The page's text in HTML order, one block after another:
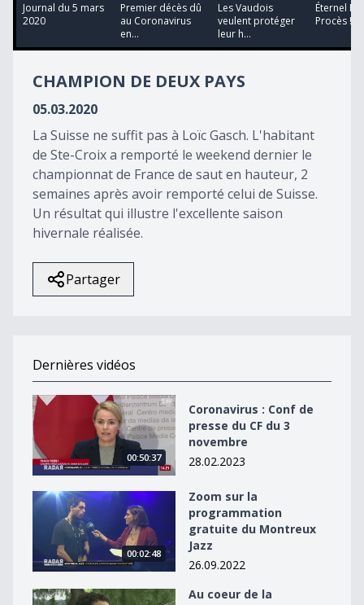
13
minutes,
seconds
Journal du 5 mars
2020
Premier décès dû
au Coronavirus
en...
Les Vaudois
veulent protéger
leur h...
Éternel
Procès !
CHAMPION DE DEUX PAYS
05.03.2020
La Suisse ne suffit pas à Loïc Gasch. L'habitant
de Ste-Croix a remporté le weekend dernier le
championnat de France de saut en hauteur, 2
semaines après avoir remporté celui de Suisse.
Un résultat qui illustre l'excellente saison
hivernale réalisée.
Partager
Dernières vidéos
Coronavirus : Conf de presse du CF du 3 novembre
00:50:37
Coronavirus : Conf de
presse du CF du 3
novembre
28.02.2023
Zoom sur la programmation gratuite du Montreux
00:02:48
Zoom sur la
programmation
gratuite du Montreux
Jazz
26.09.2022
Au coeur de la programmation gratuite du Montreux
Au coeur de la